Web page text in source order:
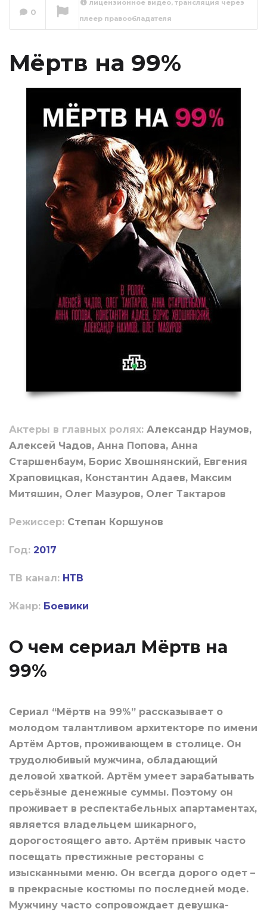
Мёртв на 99% 1
0
лицензионное видео, трансляция через
плеер правообладателя
Мёртв на 99%
Актеры в главных ролях: Александр Наумов,
Алексей Чадов, Анна Попова, Анна
Старшенбаум, Борис Хвошнянский, Евгения
Храповицкая, Константин Адаев, Максим
Митяшин, Олег Мазуров, Олег Тактаров
Режиссер: Степан Коршунов
Год: 2017
ТВ канал: НТВ
Жанр: Боевики
О чем сериал Мёртв на
99%
Сериал “Мёртв на 99%” рассказывает о
молодом талантливом архитекторе по имени
Артём Артов, проживающем в столице. Он
трудолюбивый мужчина, обладающий
деловой хваткой. Артём умеет зарабатывать
серьёзные денежные суммы. Поэтому он
проживает в респектабельных апартаментах,
является владельцем шикарного,
дорогостоящего авто. Артём привык часто
посещать престижные рестораны с
изысканными меню. Он всегда дорого одет –
в прекрасные костюмы по последней моде.
Мужчину часто сопровождает девушка-